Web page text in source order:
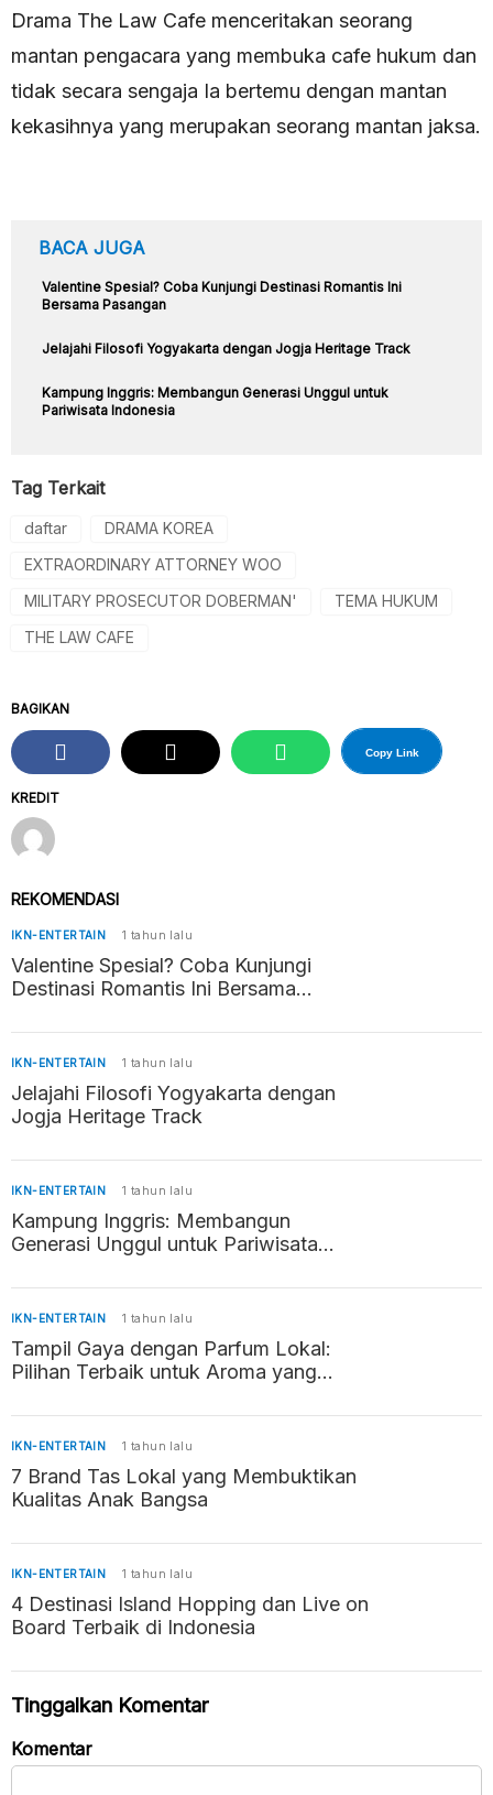
Drama The Law Cafe menceritakan seorang
mantan pengacara yang membuka cafe hukum dan
tidak secara sengaja Ia bertemu dengan mantan
kekasihnya yang merupakan seorang mantan jaksa.
BACA JUGA
Valentine Spesial? Coba Kunjungi Destinasi Romantis Ini
Bersama Pasangan
Jelajahi Filosofi Yogyakarta dengan Jogja Heritage Track
Kampung Inggris: Membangun Generasi Unggul untuk
Pariwisata Indonesia
Tag Terkait
daftar
DRAMA KOREA
EXTRAORDINARY ATTORNEY WOO
MILITARY PROSECUTOR DOBERMAN'
TEMA HUKUM
THE LAW CAFE
KREDIT
BAGIKAN
Copy Link
REKOMENDASI
IKN-ENTERTAIN 1 tahun lalu
Valentine Spesial? Coba Kunjungi
Destinasi Romantis Ini Bersama
IKN-ENTERTAIN 1 tahun lalu
Jelajahi Filosofi Yogyakarta dengan
Jogja Heritage Track
IKN-ENTERTAIN 1 tahun lalu
Kampung Inggris: Membangun
Generasi Unggul untuk Pariwisata
IKN-ENTERTAIN 1 tahun lalu
Tampil Gaya dengan Parfum Lokal:
Pilihan Terbaik untuk Aroma yang
IKN-ENTERTAIN 1 tahun lalu
7 Brand Tas Lokal yang Membuktikan
Kualitas Anak Bangsa
IKN-ENTERTAIN 1 tahun lalu
4 Destinasi Island Hopping dan Live on
Board Terbaik di Indonesia
Tinggalkan Komentar
Komentar